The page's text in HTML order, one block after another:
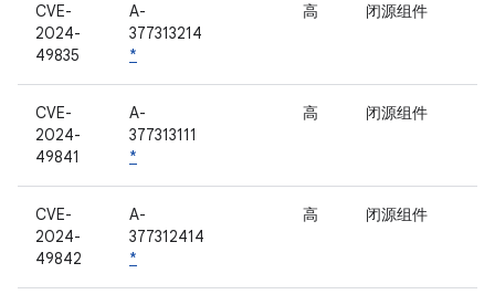
CVE-
2024-
49835
A-
377313214
*
高 闭源组件
CVE-
2024-
49841
A-
377313111
*
高 闭源组件
CVE-
2024-
49842
A-
377312414
*
高 闭源组件